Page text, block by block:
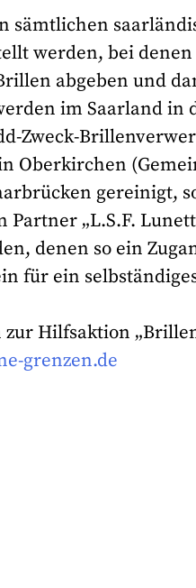
sämtlichen
werden, bei
abgeben und
im Saarland in
Zweck-
Oberkirchen
gereinigt,
Partner „L.S.F.
denen so ein
für ein
Hilfsaktion
grenzen.de